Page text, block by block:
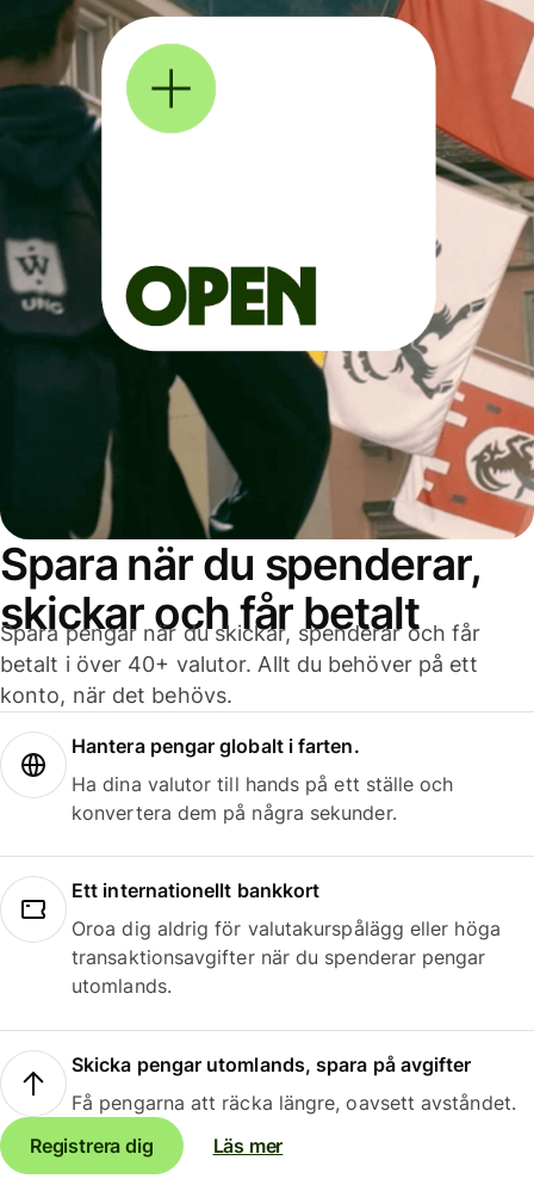
Spara när du spenderar,
skickar och får betalt
Spara pengar när du skickar, spenderar och får
betalt i över 40+ valutor. Allt du behöver på ett
konto, när det behövs.
Hantera pengar globalt i farten.
Ha dina valutor till hands på ett ställe och
konvertera dem på några sekunder.
Ett internationellt bankkort
Oroa dig aldrig för valutakurspålägg eller höga
transaktionsavgifter när du spenderar pengar
utomlands.
Skicka pengar utomlands, spara på avgifter
Få pengarna att räcka längre, oavsett avståndet.
Registrera dig
Läs mer